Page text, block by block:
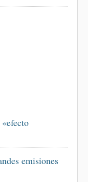
emisiones